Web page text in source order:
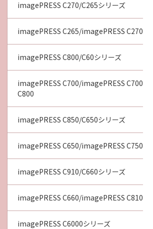
imagePRESS C270/C265シリーズ
imagePRESS C265/imagePRESS C270
imagePRESS C800/C60シリーズ
imagePRESS C700/imagePRESS C700L/
C800
imagePRESS C850/C650シリーズ
imagePRESS C650/imagePRESS C750/
imagePRESS C910/C660シリーズ
imagePRESS C660/imagePRESS C810/
imagePRESS C6000シリーズ